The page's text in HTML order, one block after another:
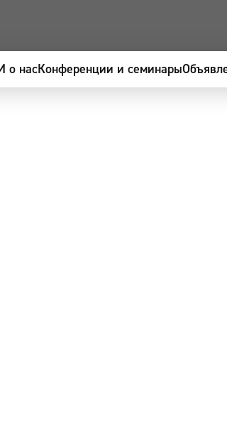
о насКонференции и семинары